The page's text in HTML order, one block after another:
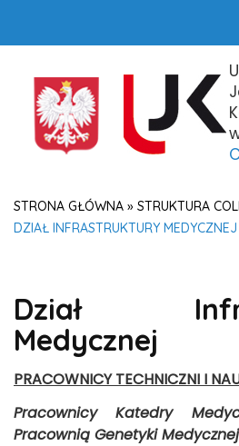
STRONA GŁÓWNA » STRUKTURA
DZIAŁ INFRASTRUKTURY MEDYCZNEJ
Dział
Medycznej
PRACOWNICY TECHNICZNI I
Pracownicy Katedry
Pracownią Genetyki Medycznej